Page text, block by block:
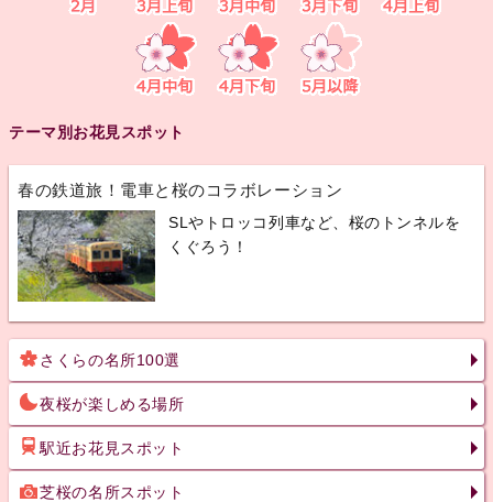
テーマ別お花見スポット
春の鉄道旅！電車と桜のコラボレーション
SLやトロッコ列車など、桜のトンネルを
くぐろう！
さくらの名所100選
夜桜が楽しめる場所
駅近お花見スポット
芝桜の名所スポット